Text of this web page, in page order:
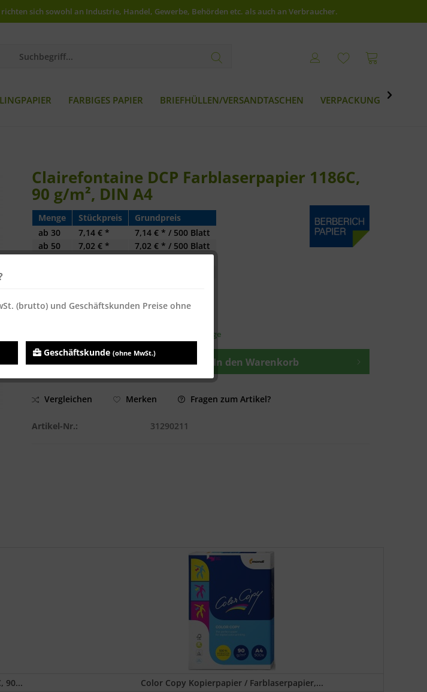
sich sowohl an Industrie, Handel, Gewerbe, Behörden etc. als auch an Verbraucher.
FARBIGES PAPIER BRIEFHÜLLEN/VERSANDTASCHEN VERPACKUNG 
Clairefontaine DCP Farblaserpapier 1186C,
90 g/m², DIN A4
Menge Stückpreis
Grundpreis
ab 30 7,14 € *
7,14 € * / 500 Blatt
ab 50 7,02 € *
7,02 € * / 500 Blatt
Preise inkl. MwSt.zzgl. Versandkosten —
Sofort versandfertig, Lieferzeit ca. 1-3 Werktage
In den Warenkorb
Vergleichen Merken Fragen zum Artikel?
Artikel-Nr.: 31290211
90...
Color Copy Kopierpapier / Farblaserpapier,...
(brutto) und Geschäftskunden Preise ohne
Geschäftskunde (ohne MwSt.)